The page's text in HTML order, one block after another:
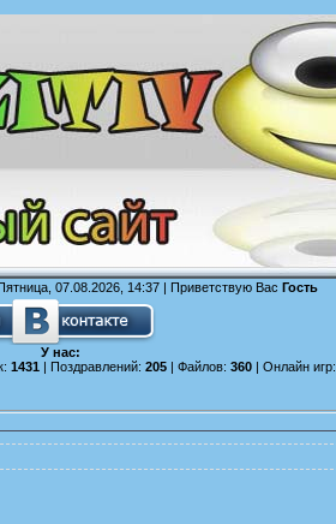
07.08.2026, 14:37 | Приветствую Вас Гость
У нас:
1431| Поздравлений: 205| Файлов: 360| Онлайн игр: